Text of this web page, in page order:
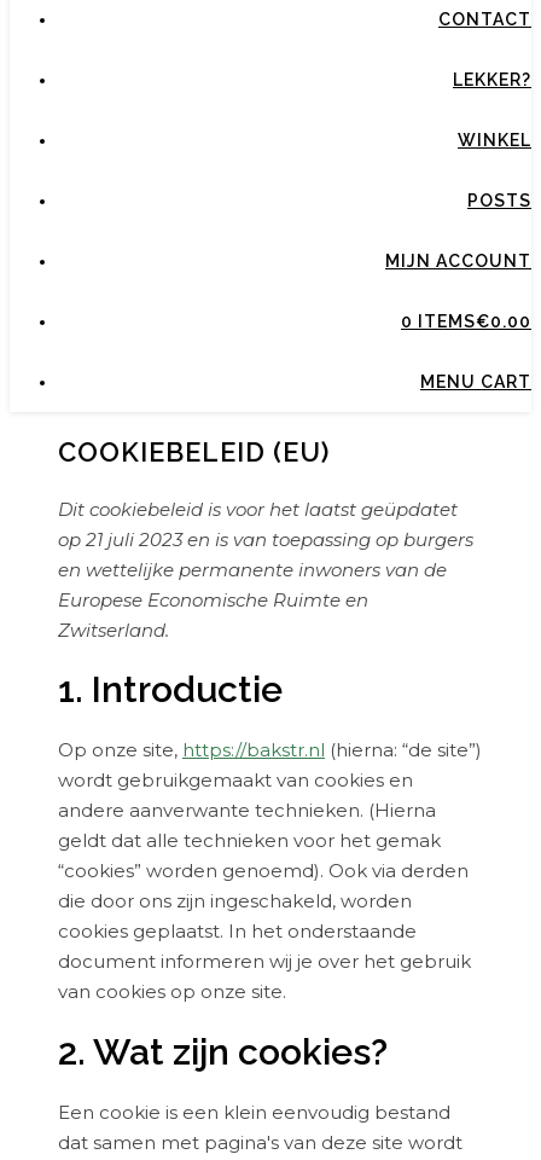
CONTACT
LEKKER?
WINKEL
POSTS
MIJN ACCOUNT
0 ITEMS€0.00
MENU CART
COOKIEBELEID (EU)
Dit cookiebeleid is voor het laatst geüpdatet
op 21 juli 2023 en is van toepassing op burgers
en wettelijke permanente inwoners van de
Europese Economische Ruimte en
Zwitserland.
1. Introductie
Op onze site, https://bakstr.nl (hierna: “de site”)
wordt gebruikgemaakt van cookies en
andere aanverwante technieken. (Hierna
geldt dat alle technieken voor het gemak
“cookies” worden genoemd). Ook via derden
die door ons zijn ingeschakeld, worden
cookies geplaatst. In het onderstaande
document informeren wij je over het gebruik
van cookies op onze site.
2. Wat zijn cookies?
Een cookie is een klein eenvoudig bestand
dat samen met pagina's van deze site wordt